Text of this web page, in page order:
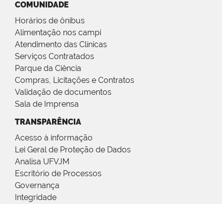
COMUNIDADE
Horários de ônibus
Alimentação nos campi
Atendimento das Clínicas
Serviços Contratados
Parque da Ciência
Compras, Licitações e Contratos
Validação de documentos
Sala de Imprensa
TRANSPARÊNCIA
Acesso à informação
Lei Geral de Proteção de Dados
Analisa UFVJM
Escritório de Processos
Governança
Integridade